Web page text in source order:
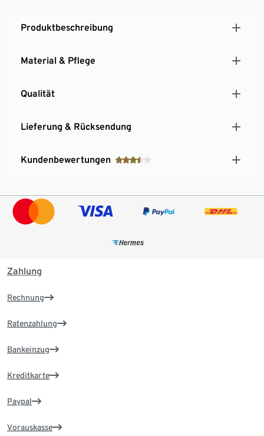
Produktbeschreibung
Material & Pflege
Qualität
Lieferung & Rücksendung
Kundenbewertungen
Zahlung
Rechnung
Ratenzahlung
Bankeinzug
Kreditkarte
Paypal
Vorauskasse